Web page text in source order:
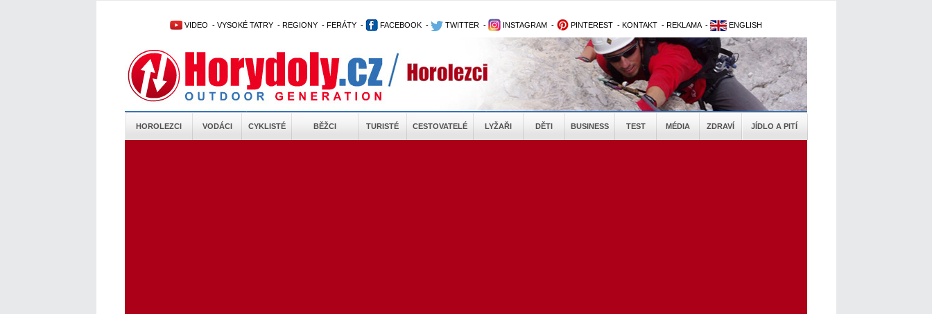
VIDEO - VYSOKÉ TATRY - REGIONY - FERÁTY - FACEBOOK - TWITTER - INSTAGRAM - PINTEREST - KONTAKT - REKLAMA - ENGLISH
HOROLEZCI VODÁCI CYKLISTÉ BĚŽCI TURISTÉ CESTOVATELÉ LYŽAŘI DĚTI BUSINESS TEST MÉDIA ZDRAVÍ JÍDLO A PITÍ